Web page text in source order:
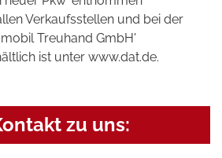
Verkaufsstellen und bei der
Treuhand GmbH'
ist unter www.dat.de.
zu uns: